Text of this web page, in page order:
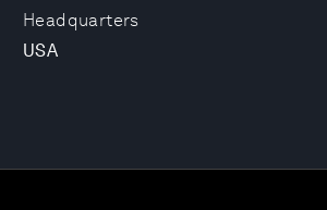
Headquarters
USA